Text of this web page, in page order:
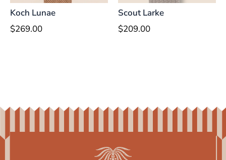
Koch Lunae
$269.00
Scout Larke
$209.00